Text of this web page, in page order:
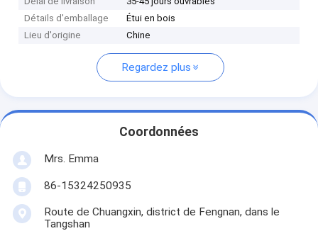
Détails d'emballage
Étui en bois
Lieu d'origine
Chine
Regardez plus
Coordonnées
Mrs. Emma
86-15324250935
Route de Chuangxin, district de Fengnan, dans le
Tangshan